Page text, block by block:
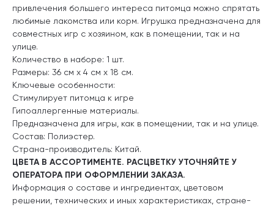
привлечения большего интереса питомца можно спрятать
любимые лакомства или корм. Игрушка предназначена для
совместных игр с хозяином, как в помещении, так и на
улице.
Количество в наборе: 1 шт.
Размеры: 36 см х 4 см х 18 см.
Ключевые особенности:
Стимулирует питомца к игре
Гипоаллергенные материалы.
Предназначена для игры, как в помещении, так и на улице.
Состав: Полиэстер.
Страна-производитель: Китай.
ЦВЕТА В АССОРТИМЕНТЕ. РАСЦВЕТКУ УТОЧНЯЙТЕ У
ОПЕРАТОРА ПРИ ОФОРМЛЕНИИ ЗАКАЗА.
Информация о составе и ингредиентах, цветовом
решении, технических и иных характеристиках, стране-